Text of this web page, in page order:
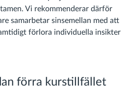
Vi rekommenderar därför
samarbetar sinsemellan med att
förlora individuella insikter
förra kurstillfället